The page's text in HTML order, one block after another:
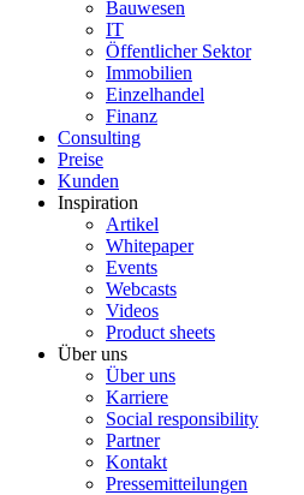
Bauwesen
IT
Öffentlicher Sektor
Immobilien
Einzelhandel
Finanz
Consulting
Preise
Kunden
Inspiration
Artikel
Whitepaper
Events
Webcasts
Videos
Product sheets
Über uns
Über uns
Karriere
Social responsibility
Partner
Kontakt
Pressemitteilungen